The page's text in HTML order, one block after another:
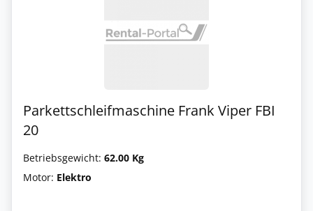
Parkettschleifmaschine Frank Viper FBI
20
Betriebsgewicht: 62.00 Kg
Motor: Elektro